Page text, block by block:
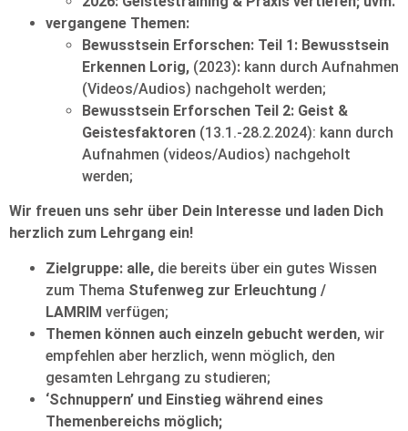
vergangene Themen:
Bewusstsein Erforschen: Teil 1: Bewusstsein
Erkennen Lorig, (2023): kann durch Aufnahmen
(Videos/Audios) nachgeholt werden;
Bewusstsein Erforschen Teil 2: Geist &
Geistesfaktoren (13.1.-28.2.2024): kann durch
Aufnahmen (videos/Audios) nachgeholt
werden;
Wir freuen uns sehr über Dein Interesse und laden Dich
herzlich zum Lehrgang ein!
Zielgruppe: alle, die bereits über ein gutes Wissen
zum Thema Stufenweg zur Erleuchtung /
LAMRIM verfügen;
Themen können auch einzeln gebucht werden, wir
empfehlen aber herzlich, wenn möglich, den
gesamten Lehrgang zu studieren;
‘Schnuppern’ und Einstieg während eines
Themenbereichs möglich;